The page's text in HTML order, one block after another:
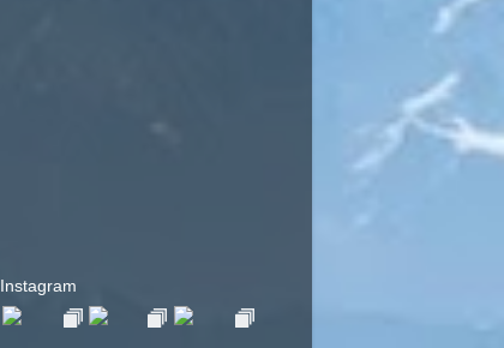
Instagram